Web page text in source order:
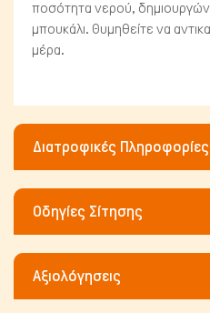
ποσότητα νερού,
μπουκάλι. Θυμηθείτε να
μέρα.
Διατροφικές Πληροφορίες
Οδηγίες Σίτησης
Αξιολόγησεις